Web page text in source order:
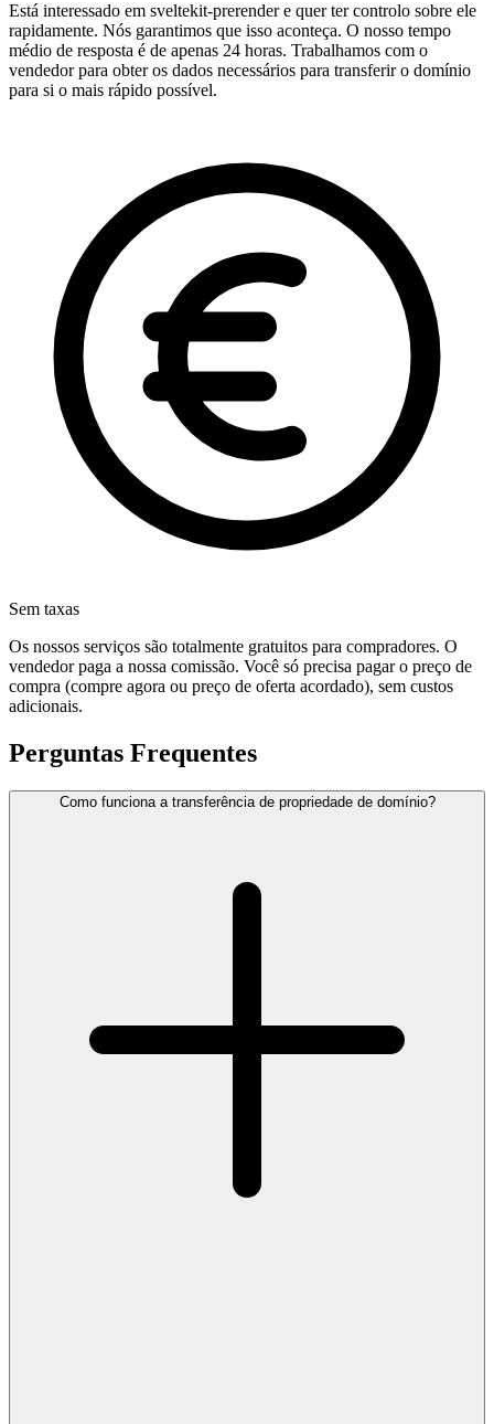
Está interessado em sveltekit-prerender e quer ter controlo sobre ele
rapidamente. Nós garantimos que isso aconteça. O nosso tempo
médio de resposta é de apenas 24 horas. Trabalhamos com o
vendedor para obter os dados necessários para transferir o domínio
para si o mais rápido possível.
Sem taxas
Os nossos serviços são totalmente gratuitos para compradores. O
vendedor paga a nossa comissão. Você só precisa pagar o preço de
compra (compre agora ou preço de oferta acordado), sem custos
adicionais.
Perguntas Frequentes
Como funciona a transferência de propriedade de domínio?